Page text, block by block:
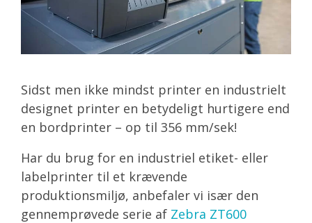
Sidst men ikke mindst printer en industrielt
designet printer en betydeligt hurtigere end
en bordprinter – op til 356 mm/sek!
Har du brug for en industriel etiket- eller
labelprinter til et krævende
produktionsmiljø, anbefaler vi især den
gennemprøvede serie af Zebra ZT600